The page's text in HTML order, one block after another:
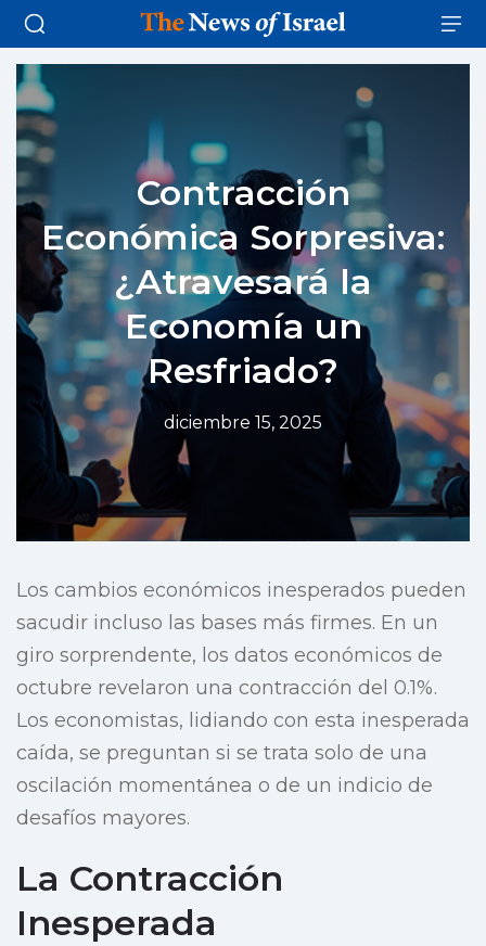
Contracción
Económica Sorpresiva:
¿Atravesará la
Economía un
Resfriado?
diciembre 15, 2025
Los cambios económicos inesperados pueden
sacudir incluso las bases más firmes. En un
giro sorprendente, los datos económicos de
octubre revelaron una contracción del 0.1%.
Los economistas, lidiando con esta inesperada
caída, se preguntan si se trata solo de una
oscilación momentánea o de un indicio de
desafíos mayores.
La Contracción
Inesperada